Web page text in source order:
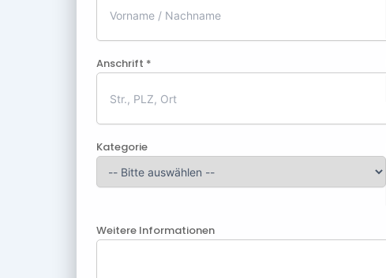
Anschrift *
Kategorie
Weitere Informationen